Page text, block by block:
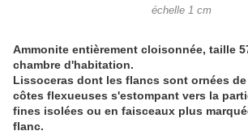
échelle 1 cm
Ammonite entièrement cloisonnée, taille
chambre d'habitation.
Lissoceras dont les flancs sont ornées
côtes flexueuses s'estompant vers la
fines isolées ou en faisceaux plus
flanc.